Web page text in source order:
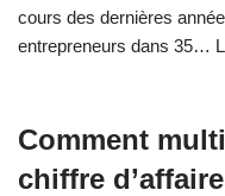
cours des dernières
entrepreneurs dans 35…
Comment
chiffre